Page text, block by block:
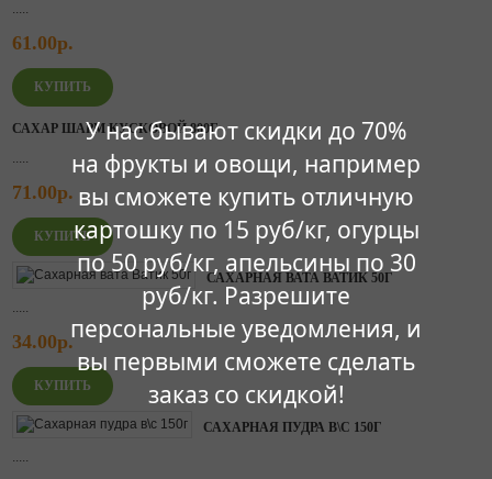
У нас бывают скидки до 70%
на фрукты и овощи, например
вы сможете купить отличную
картошку по 15 руб/кг, огурцы
по 50 руб/кг, апельсины по 30
руб/кг. Разрешите
персональные уведомления, и
вы первыми сможете сделать
заказ со скидкой!
.....
61.00р.
САХАР ШАРМ КУСКОВОЙ 800Г
.....
71.00р.
САХАРНАЯ ВАТА ВАТИК 50Г
.....
34.00р.
САХАРНАЯ ПУДРА В\С 150Г
.....